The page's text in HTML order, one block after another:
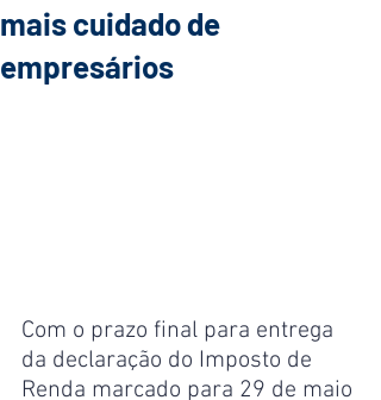
mais cuidado de
empresários
Com o prazo final para entrega
da declaração do Imposto de
Renda marcado para 29 de maio